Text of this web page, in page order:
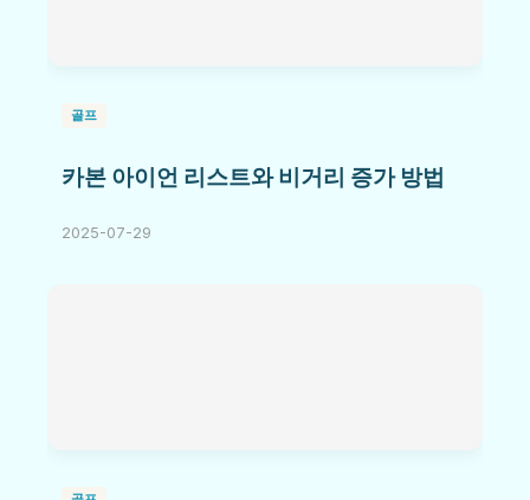
골프
카본 아이언 리스트와 비거리 증가 방법
2025-07-29